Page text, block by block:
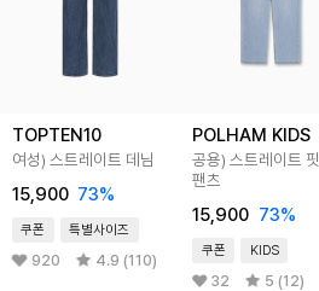
TOPTEN10
여성) 스트레이트 데님
15,900 73%
쿠폰 특별사이즈
920 4.9 (110)
POLHAM KIDS
공용) 스트레이트 핏
팬츠
15,900 73%
쿠폰 KIDS
32 5 (12)